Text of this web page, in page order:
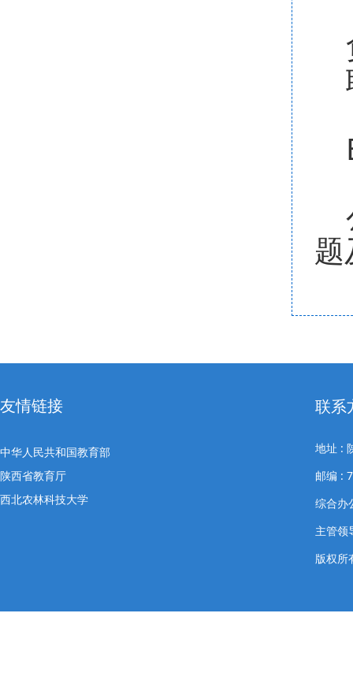
友情链接
中华人民共和国教育部
陕西省教育厅
西北农林科技大学
联系
地址 :
邮编 :
综合办
主管
版权